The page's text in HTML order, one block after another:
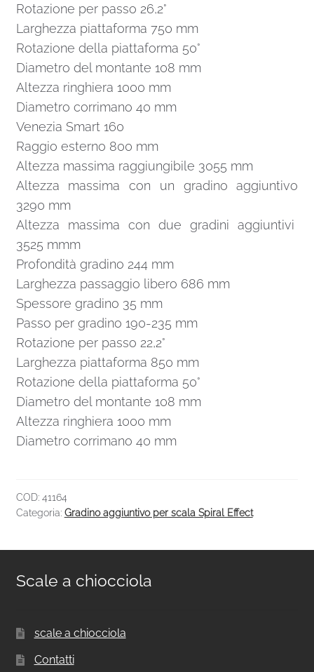
Rotazione per passo 26,2°
Larghezza piattaforma 750 mm
Rotazione della piattaforma 50°
Diametro del montante 108 mm
Altezza ringhiera 1000 mm
Diametro corrimano 40 mm
Venezia Smart 160
Raggio esterno 800 mm
Altezza massima raggiungibile 3055 mm
Altezza massima con un gradino aggiuntivo
3290 mm
Altezza massima con due gradini aggiuntivi
3525 mmm
Profondità gradino 244 mm
Larghezza passaggio libero 686 mm
Spessore gradino 35 mm
Passo per gradino 190-235 mm
Rotazione per passo 22,2°
Larghezza piattaforma 850 mm
Rotazione della piattaforma 50°
Diametro del montante 108 mm
Altezza ringhiera 1000 mm
Diametro corrimano 40 mm
COD: 41164
Categoria: Gradino aggiuntivo per scala Spiral Effect
Scale a chiocciola
scale a chiocciola
Contatti